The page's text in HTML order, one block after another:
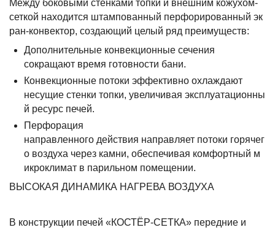
Между боковыми стенками топки и внешним кожухом-
сеткой находится штампованный перфорированный эк
ран-конвектор, создающий целый ряд преимуществ:
Дополнительные конвекционные сечения
сокращают время готовности бани.
Конвекционные потоки эффективно охлаждают
несущие стенки топки, увеличивая эксплуатационны
й ресурс печей.
Перфорация
направленного действия направляет потоки горячег
о воздуха через камни, обеспечивая комфортный м
икроклимат в парильном помещении.
ВЫСОКАЯ ДИНАМИКА НАГРЕВА ВОЗДУХА
В конструкции печей «КОСТЁР-СЕТКА» передние и